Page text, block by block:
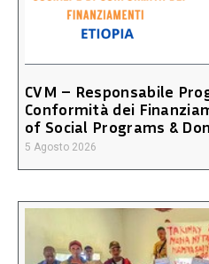
CVM – Responsabile
Conformità dei
of Social Programs &
5 Agosto 2026